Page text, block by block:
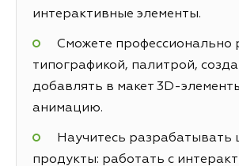
интерактивные элементы.
Сможете профессионально
типографикой, палитрой,
добавлять в макет 3D-
анимацию.
Научитесь разрабатывать
продукты: работать с